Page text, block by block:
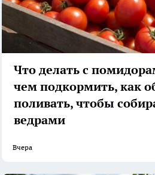
Что делать с
чем подкормить, как
поливать, чтобы
ведрами
Вчера